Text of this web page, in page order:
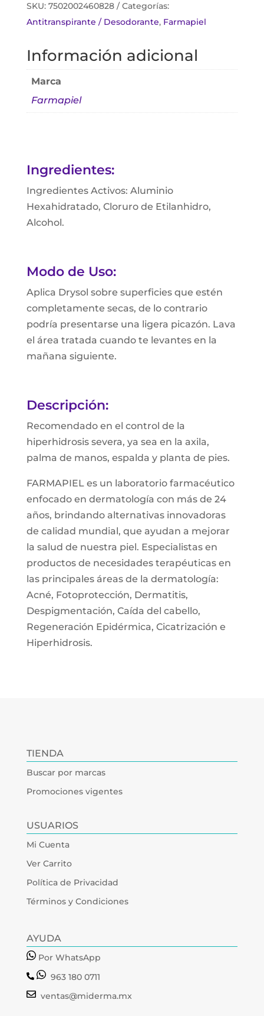
SKU: 7502002460828
Categorías:
Antitranspirante / Desodorante, Farmapiel
Información adicional
Marca
Farmapiel
Ingredientes:
Ingredientes Activos: Aluminio
Hexahidratado, Cloruro de Etilanhidro,
Alcohol.
Modo de Uso:
Aplica Drysol sobre superficies que estén
completamente secas, de lo contrario
podría presentarse una ligera picazón. Lava
el área tratada cuando te levantes en la
mañana siguiente.
Descripción:
Recomendado en el control de la
hiperhidrosis severa, ya sea en la axila,
palma de manos, espalda y planta de pies.
FARMAPIEL es un laboratorio farmacéutico
enfocado en dermatología con más de 24
años, brindando alternativas innovadoras
de calidad mundial, que ayudan a mejorar
la salud de nuestra piel. Especialistas en
productos de necesidades terapéuticas en
las principales áreas de la dermatología:
Acné, Fotoprotección, Dermatitis,
Despigmentación, Caída del cabello,
Regeneración Epidérmica, Cicatrización e
Hiperhidrosis.
TIENDA
Buscar por marcas
Promociones vigentes
USUARIOS
Mi Cuenta
Ver Carrito
Política de Privacidad
Términos y Condiciones
AYUDA
Por WhatsApp
963 180 0711
ventas@miderma.mx